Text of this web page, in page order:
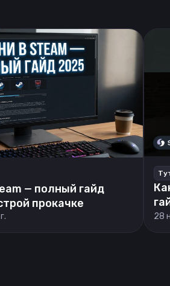
— полный гайд
прокачке
28